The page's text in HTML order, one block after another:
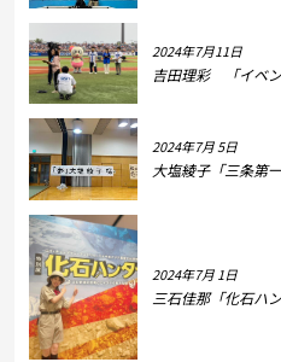
2024年7月11日
吉田理彩 「イベン
2024年7月 5日
大塩綾子「三条第
2024年7月 1日
三石佳那「化石ハ